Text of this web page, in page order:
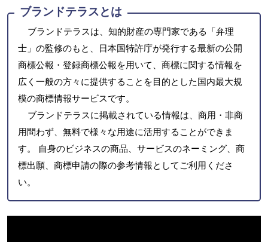
ブランドテラスとは
ブランドテラスは、知的財産の専門家である「弁理
士」の監修のもと、日本国特許庁が発行する最新の公開
商標公報・登録商標公報を用いて、商標に関する情報を
広く一般の方々に提供することを目的とした国内最大規
模の商標情報サービスです。
ブランドテラスに掲載されている情報は、商用・非商
用問わず、無料で様々な用途に活用することができま
す。 自身のビジネスの商品、サービスのネーミング、商
標出願、商標申請の際の参考情報としてご利用くださ
い。